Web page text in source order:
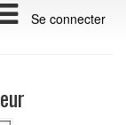
Se connecter